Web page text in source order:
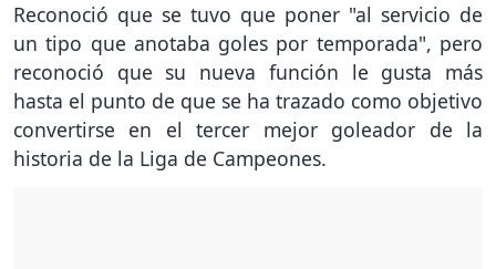
Reconoció que se tuvo que poner "al servicio de
un tipo que anotaba goles por temporada", pero
reconoció que su nueva función le gusta más
hasta el punto de que se ha trazado como objetivo
convertirse en el tercer mejor goleador de la
historia de la Liga de Campeones.